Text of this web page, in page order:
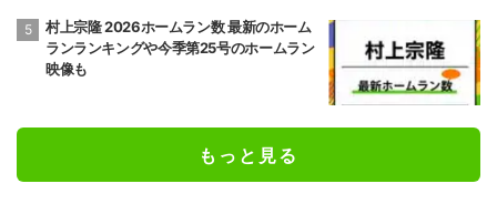
村上宗隆 2026ホームラン数 最新のホーム
ランランキングや今季第25号のホームラン
映像も
もっと見る